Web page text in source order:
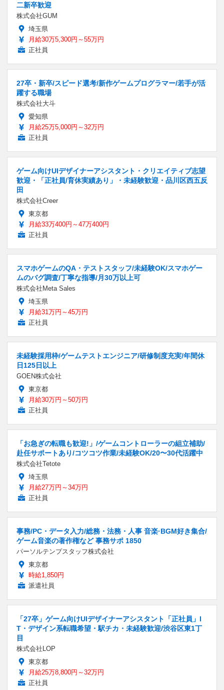
二新卒歓迎
株式会社GUM
埼玉県
月給30万5,300円～55万円
正社員
27卒・新卒/スピード選考/新作ゲームプログラマー/若手が活
躍する職場
株式会社大斗
愛知県
月給25万5,000円～32万円
正社員
ゲーム向けUIデザイナーアシスタント・クリエイティブ志望
歓迎・「正社員/育休実績あり」・未経験歓迎・品川区西五反
田
株式会社Creer
東京都
月給33万400円～47万400円
正社員
スマホゲームのQA・テストスタッフ/未経験OK/スマホゲー
ムのバグ調査/丁寧な指導/月30万以上可
株式会社Meta Sales
埼玉県
月給31万円～45万円
正社員
未経験採用枠/ゲームテストエンジニア/研修制度充実/年間休
日125日以上
GOEN株式会社
東京都
月給30万円～50万円
正社員
「お急ぎの転職も歓迎!」/ゲームコントローラーの組立補助/
赴任サポートあり/コツコツ作業/未経験OK/20〜30代活躍中
株式会社Tetote
埼玉県
月給27万円～34万円
正社員
事務/PC・データ入力/総務・法務・人事 音楽·BGM好き集合/
ゲーム音楽の著作権など 事務サポ 1850
パーソルテンプスタッフ株式会社
東京都
時給1,850円
派遣社員
「27卒」ゲーム向けUIデザイナーアシスタント「正社員」I
T・デザイン系転職希望・駅チカ・未経験歓迎/渋谷区東1丁
目
株式会社LOP
東京都
月給25万8,800円～32万円
正社員